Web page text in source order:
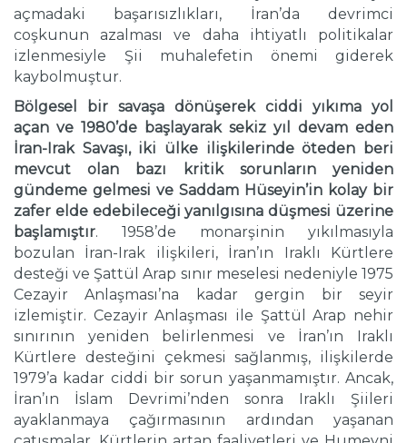
açmadaki başarısızlıkları, İran’da devrimci
coşkunun azalması ve daha ihtiyatlı politikalar
izlenmesiyle Şii muhalefetin önemi giderek
kaybolmuştur.
Bölgesel bir savaşa dönüşerek ciddi yıkıma yol
açan ve 1980’de başlayarak sekiz yıl devam eden
İran-Irak Savaşı, iki ülke ilişkilerinde öteden beri
mevcut olan bazı kritik sorunların yeniden
gündeme gelmesi ve Saddam Hüseyin’in kolay bir
zafer elde edebileceği yanılgısına düşmesi üzerine
başlamıştır. 1958’de monarşinin yıkılmasıyla
bozulan İran-Irak ilişkileri, İran’ın Iraklı Kürtlere
desteği ve Şattül Arap sınır meselesi nedeniyle 1975
Cezayir Anlaşması’na kadar gergin bir seyir
izlemiştir. Cezayir Anlaşması ile Şattül Arap nehir
sınırının yeniden belirlenmesi ve İran’ın Iraklı
Kürtlere desteğini çekmesi sağlanmış, ilişkilerde
1979’a kadar ciddi bir sorun yaşanmamıştır. Ancak,
İran’ın İslam Devrimi’nden sonra Iraklı Şiileri
ayaklanmaya çağırmasının ardından yaşanan